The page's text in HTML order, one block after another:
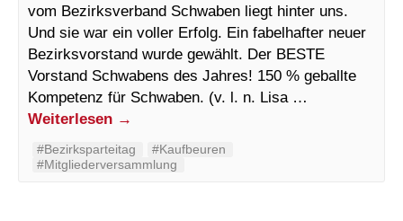
vom Bezirksverband Schwaben liegt hinter uns.
Und sie war ein voller Erfolg. Ein fabelhafter neuer
Bezirksvorstand wurde gewählt. Der BESTE
Vorstand Schwabens des Jahres! 150 % geballte
Kompetenz für Schwaben. (v. l. n. Lisa …
Weiterlesen →
#Bezirksparteitag
#Kaufbeuren
#Mitgliederversammlung